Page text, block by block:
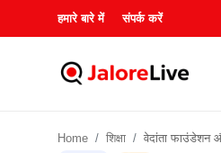
हमारे बारे में संपर्क करें
Home शिक्षा वेदांता फाउंडेशन और विवेकानंद